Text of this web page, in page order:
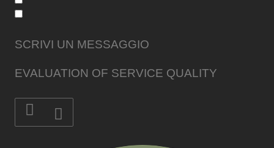
SCRIVI UN MESSAGGIO
EVALUATION OF SERVICE QUALITY